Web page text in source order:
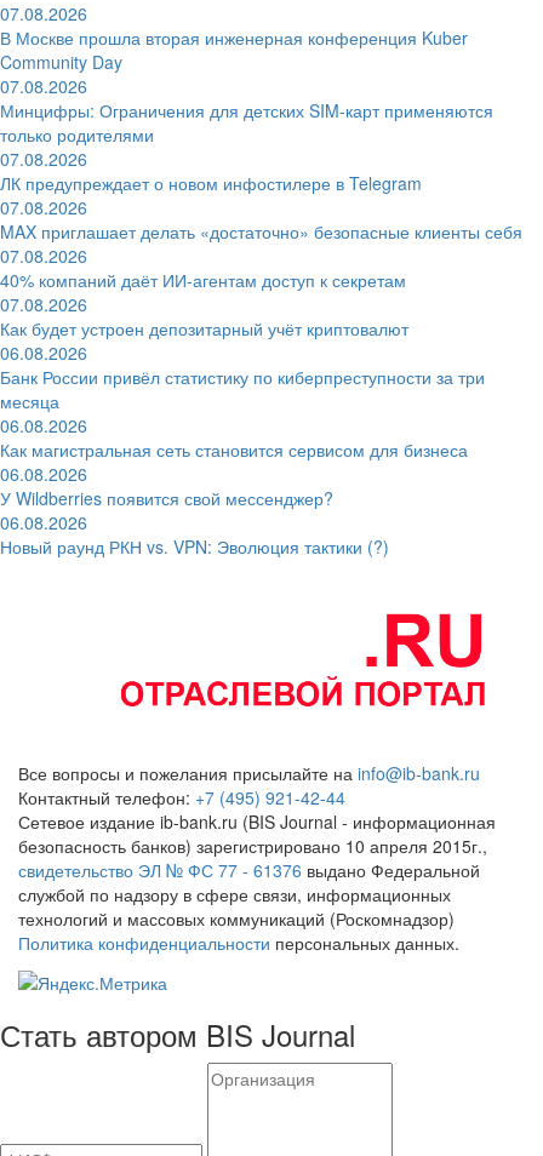
07.08.2026
В Москве прошла вторая инженерная конференция Kuber
Community Day
07.08.2026
Минцифры: Ограничения для детских SIM-карт применяются
только родителями
07.08.2026
ЛК предупреждает о новом инфостилере в Telegram
07.08.2026
MAX приглашает делать «достаточно» безопасные клиенты себя
07.08.2026
40% компаний даёт ИИ‑агентам доступ к секретам
07.08.2026
Как будет устроен депозитарный учёт криптовалют
06.08.2026
Банк России привёл статистику по киберпреступности за три
месяца
06.08.2026
Как магистральная сеть становится сервисом для бизнеса
06.08.2026
У Wildberries появится свой мессенджер?
06.08.2026
Новый раунд РКН vs. VPN: Эволюция тактики (?)
Все вопросы и пожелания присылайте на info@ib-bank.ru
Контактный телефон: +7 (495) 921-42-44
Сетевое издание ib-bank.ru (BIS Journal - информационная
безопасность банков) зарегистрировано 10 апреля 2015г.,
свидетельство ЭЛ № ФС 77 - 61376 выдано Федеральной
службой по надзору в сфере связи, информационных
технологий и массовых коммуникаций (Роскомнадзор)
Политика конфиденциальности персональных данных.
Стать автором BIS Journal